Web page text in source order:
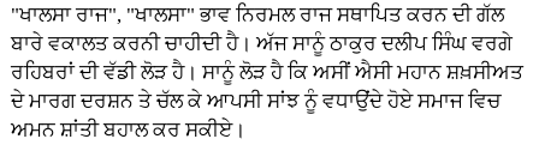
"ਖਾਲਸਾ ਰਾਜ", "ਖਾਲਸਾ" ਭਾਵ ਨਿਰਮਲ ਰਾਜ ਸਥਾਪਿਤ ਕਰਨ ਦੀ ਗੱਲ
ਬਾਰੇ ਵਕਾਲਤ ਕਰਨੀ ਚਾਹੀਦੀ ਹੈ। ਅੱਜ ਸਾਨੂੰ ਠਾਕੁਰ ਦਲੀਪ ਸਿੰਘ ਵਰਗੇ
ਰਹਿਬਰਾਂ ਦੀ ਵੱਡੀ ਲੋੜ ਹੈ। ਸਾਨੂੰ ਲੋੜ ਹੈ ਕਿ ਅਸੀਂ ਐਸੀ ਮਹਾਨ ਸ਼ਖ਼ਸੀਅਤ
ਦੇ ਮਾਰਗ ਦਰਸ਼ਨ ਤੇ ਚੱਲ ਕੇ ਆਪਸੀ ਸਾਂਝ ਨੂੰ ਵਧਾਉਂਦੇ ਹੋਏ ਸਮਾਜ ਵਿਚ
ਅਮਨ ਸ਼ਾਂਤੀ ਬਹਾਲ ਕਰ ਸਕੀਏ।